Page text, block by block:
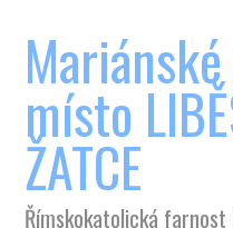
místo
ŽATCE
Římskokatolická farnost